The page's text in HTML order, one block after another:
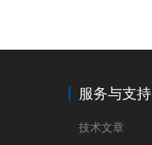
服务与支持
技术文章